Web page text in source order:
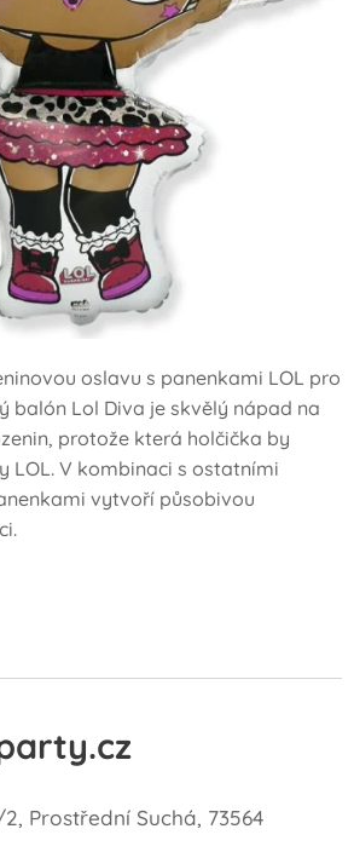
oslavu s panenkami LOL pro
balón Lol Diva je skvělý nápad na
protože která holčička by
LOL. V kombinaci s ostatními
vytvoří působivou
Prostřední Suchá, 73564